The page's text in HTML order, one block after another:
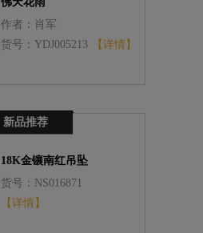
作者：肖军
货号：YDJ005213
【详情】
新品推荐
18K金镶南红吊坠
货号：NS016871
【详情】